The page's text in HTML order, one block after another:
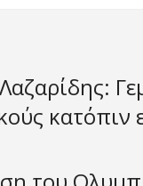
κατόπιν